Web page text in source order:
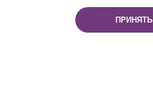
Эл. почта: inbox@nlb.by
ПРИНЯТЬ